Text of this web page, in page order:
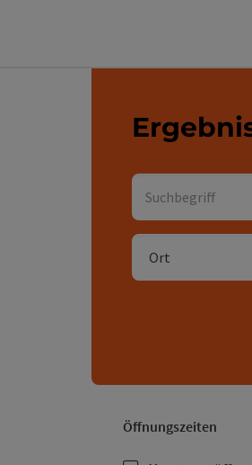
Suchbegriff
Ort
Öffnungszeiten